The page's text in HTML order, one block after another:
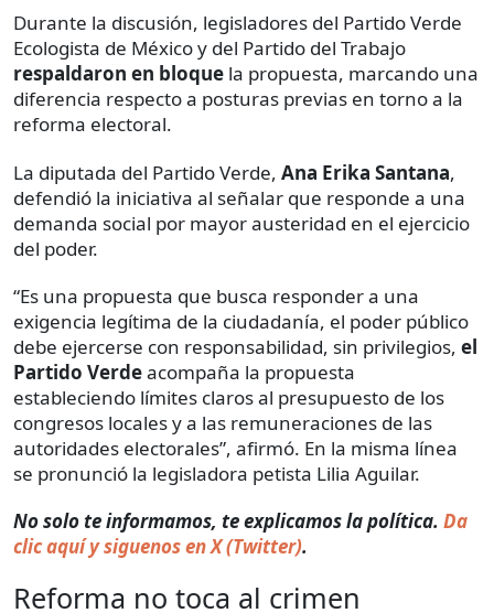
Durante la discusión, legisladores del Partido Verde
Ecologista de México y del Partido del Trabajo
respaldaron en bloque la propuesta, marcando una
diferencia respecto a posturas previas en torno a la
reforma electoral.
La diputada del Partido Verde, Ana Erika Santana,
defendió la iniciativa al señalar que responde a una
demanda social por mayor austeridad en el ejercicio
del poder.
“Es una propuesta que busca responder a una
exigencia legítima de la ciudadanía, el poder público
debe ejercerse con responsabilidad, sin privilegios, el
Partido Verdeacompaña la propuesta
estableciendo límites claros al presupuesto de los
congresos locales y a las remuneraciones de las
autoridades electorales”, afirmó. En la misma línea
se pronunció la legisladora petista Lilia Aguilar.
No solo te informamos, te explicamos la política. Da
clic aquí y siguenos en X (Twitter).
Reforma no toca al crimen